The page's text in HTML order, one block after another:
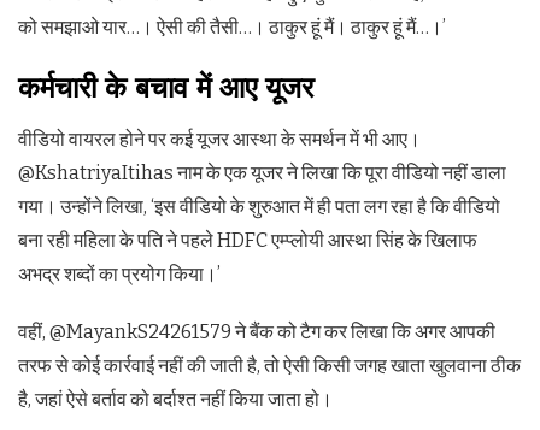
को समझाओ यार…। ऐसी की तैसी…। ठाकुर हूं मैं। ठाकुर हूं मैं…।’
कर्मचारी के बचाव में आए यूजर
वीडियो वायरल होने पर कई यूजर आस्था के समर्थन में भी आए।
@KshatriyaItihas नाम के एक यूजर ने लिखा कि पूरा वीडियो नहीं डाला
गया। उन्होंने लिखा, ‘इस वीडियो के शुरुआत में ही पता लग रहा है कि वीडियो
बना रही महिला के पति ने पहले HDFC एम्प्लोयी आस्था सिंह के खिलाफ
अभद्र शब्दों का प्रयोग किया।’
वहीं, @MayankS24261579 ने बैंक को टैग कर लिखा कि अगर आपकी
तरफ से कोई कार्रवाई नहीं की जाती है, तो ऐसी किसी जगह खाता खुलवाना ठीक
है, जहां ऐसे बर्ताव को बर्दाश्त नहीं किया जाता हो।